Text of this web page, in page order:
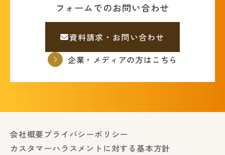
フォームでのお問い合わせ
資料請求・お問い合わせ
企業・メディアの方はこちら
会社概要プライバシーポリシー
カスタマーハラスメントに対する基本方針